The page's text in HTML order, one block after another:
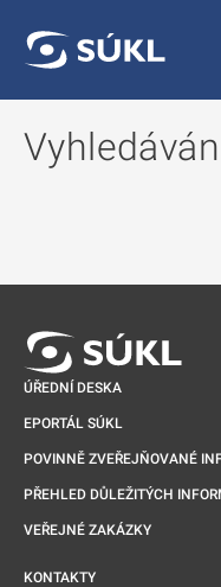
ÚŘEDNÍ DESKA
EPORTÁL SÚKL
POVINNĚ ZVEŘEJŇOVANÉ
PŘEHLED DŮLEŽITÝCH
VEŘEJNÉ ZAKÁZKY
KONTAKTY